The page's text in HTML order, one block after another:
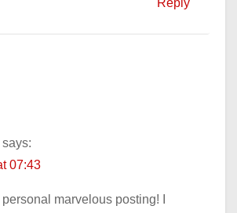
says:
07:43
marvelous posting! I